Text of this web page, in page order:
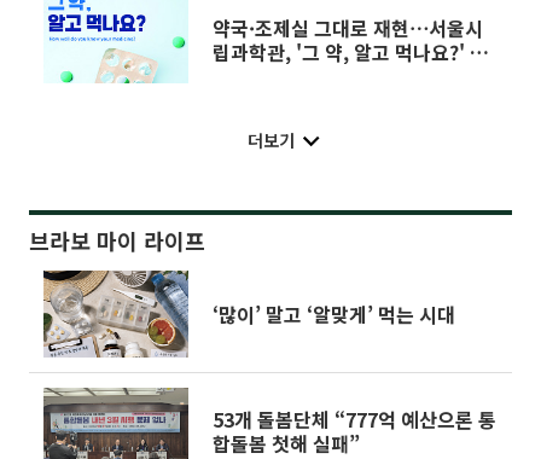
약국·조제실 그대로 재현⋯서울시
립과학관, '그 약, 알고 먹나요?' 특
더보기
브라보 마이 라이프
‘많이’ 말고 ‘알맞게’ 먹는 시대
53개 돌봄단체 “777억 예산으론 통
합돌봄 첫해 실패”